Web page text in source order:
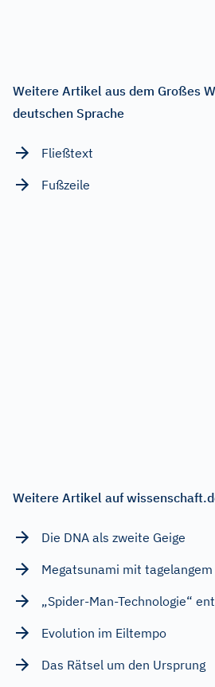
Weitere Artikel aus dem Großes
deutschen Sprache
Fließtext
Fußzeile
Weitere Artikel auf
Die DNA als zweite Geige
Megatsunami mit
„Spider-Man-Technologie“
Evolution im Eiltempo
Das Rätsel um den Ursprung